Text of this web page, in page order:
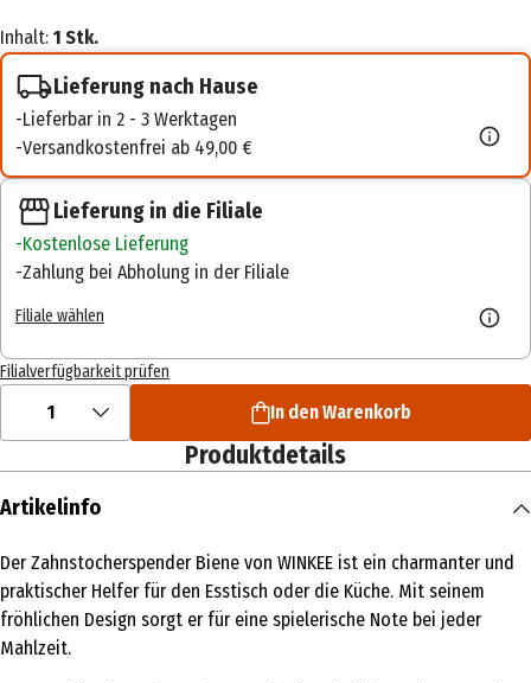
Inhalt: 1 Stk.
Lieferung nach Hause
Lieferbar in 2 - 3 Werktagen
Versandkostenfrei ab 49,00 €
Lieferung in die Filiale
Kostenlose Lieferung
Zahlung bei Abholung in der Filiale
Filiale wählen
Filialverfügbarkeit prüfen
1 In den Warenkorb
Produktdetails
Artikelinfo
Der Zahnstocherspender Biene von WINKEE ist ein charmanter und
praktischer Helfer für den Esstisch oder die Küche. Mit seinem
fröhlichen Design sorgt er für eine spielerische Note bei jeder
Mahlzeit.